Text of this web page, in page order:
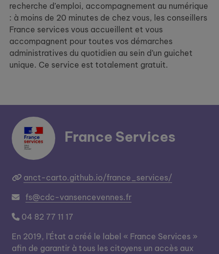
recherche d’emploi, accompagnement au numérique
: à moins de 20 minutes de chez vous, les conseillers
France services vous accueillent et vous
accompagnent pour toutes vos démarches
administratives du quotidien au sein d’un guichet
unique. Ce service est totalement gratuit.
France Services
anct-carto.github.io/france_services/
fs@cdc-vansencevennes.fr
04 82 77 11 17
En 2019, l’État a créé le label « France Services »
afin de garantir à tous les citoyens un accès aux